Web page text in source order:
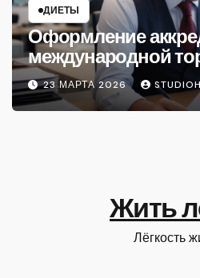
ДИЕТЫ
Оформление
международной
23 МАРТА 2026
Жить
Лёгкость